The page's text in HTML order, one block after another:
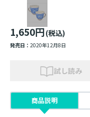
1,650円(税込)
発売日： 2020年12月8日
試し読み
商品説明